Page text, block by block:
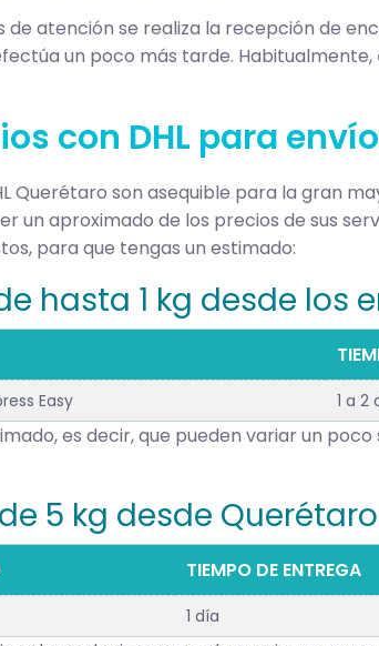
atención se realiza la recepción de
un poco más tarde. Habitualmente,
con DHL para
Querétaro son asequible para la gran
un aproximado de los precios de sus
para que tengas un estimado:
hasta 1 kg desde los
Easy 1 a 2
es decir, que pueden variar un
5 kg desde Querétaro
TIEMPO DE ENTREGA
1 día